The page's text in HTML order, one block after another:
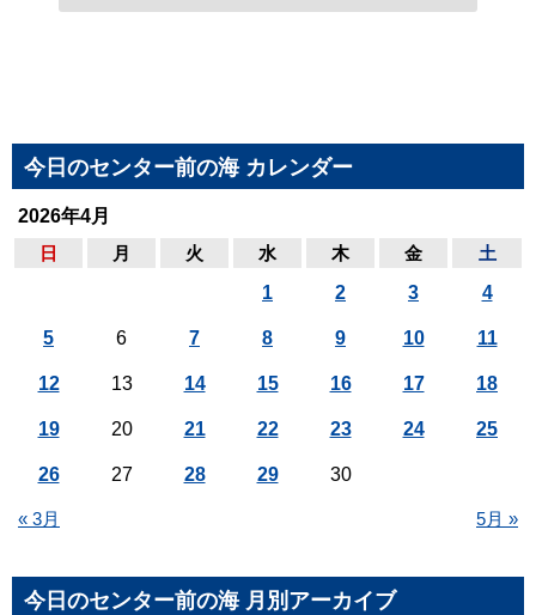
今日のセンター前の海 カレンダー
2026年4月
日
月 火 水 木 金 土
« 3月 5月 »
1 2 3 4
5 6 7 8 9 10 11
12 13 14 15 16 17 18
19 20 21 22 23 24 25
26 27 28 29 30
今日のセンター前の海 月別アーカイブ